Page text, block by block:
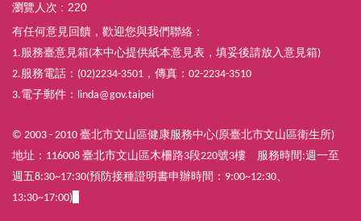
瀏覽人次
220
有任何意見回饋，歡迎您與我們聯絡：
1.服務臺意見箱(本中心提供紙本意見表，填妥後請放入意見箱)
2.服務電話： (02)2234-3501 ，傳真： 02-2234-3510
3.電子郵件： linda@gov.taipei
© 2003 - 2010 臺北市文山區健康服務中心(原臺北市文山區衛生所)
地址： 116008 臺北市文山區木柵路3段220號3樓 服務時間 :週一至
週五8:30~17:30(預防接種證明書申辦時間： 9:00~12:30、
13:30~17:00)